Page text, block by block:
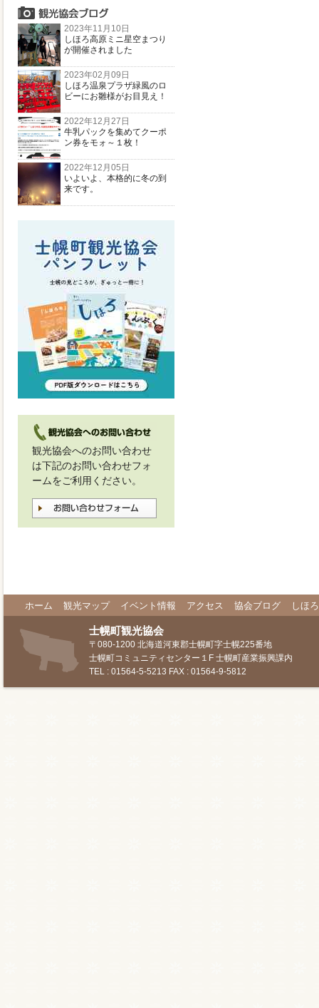
2023年11月10日
しほろ高原ミニ星空まつり
が開催されました
2023年02月09日
しほろ温泉プラザ緑風のロ
ビーにお雛様がお目見え！
2022年12月27日
牛乳パックを集めてクーポ
ン券をモォ～１枚！
2022年12月05日
いよいよ、本格的に冬の到
来です。
観光協会へのお問い合わせ
は下記のお問い合わせフォ
ームをご利用ください。
ホーム 観光マップ イベント情報 アクセス 協会ブログ しほ
士幌町観光協会
〒080-1200 北海道河東郡士幌町字士幌225番地
士幌町コミュニティセンター１F 士幌町産業振興課内
TEL : 01564-5-5213 FAX : 01564-9-5812